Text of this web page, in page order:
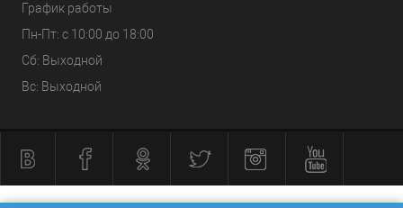
График работы
Пн-Пт: с 10:00 до 18:00
Сб: Выходной
Вс: Выходной